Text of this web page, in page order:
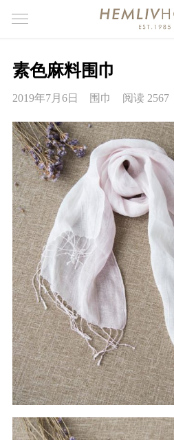
素色麻料围巾
2019年7月6日 围巾 阅读 2567